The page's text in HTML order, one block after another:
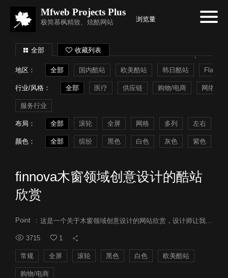
Mfweb Projects Plus
极简慕枫精致、炫酷网站 浏览量
全部 收藏列表
地区： 全部 国内酷站 欧美酷站 韩日酷站 Flash
行业/风格： 全部 医疗 供应链 购物/电商 网络系统
服务行业
布局： 全部 滚轮 全屏 网格 多列 左右
颜色： 全部 缤纷 黑色 白色 灰色 紫色
finnova木窗领域创意设计的酷站
欣赏
Point : 这是一个关于木窗领域创意设计的网站欣赏，设计师让我们身临其境在大自然遨游。
3715 1
常规 全屏 滚轮 黑色 白色 欧美酷站
购物/电商